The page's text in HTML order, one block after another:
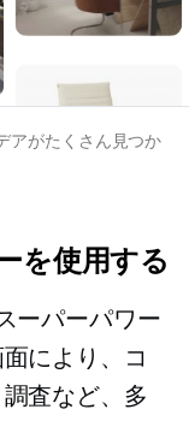
アがたくさん見つか
を使用する
ーパーパワー
により、コ
査など、多